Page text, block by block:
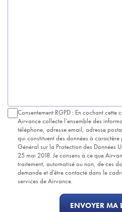
Consentement RGPD : En cochant
Airvance collecte l’ensemble des
téléphone, adresse email, adresse
qui constituent des données à caractère
Général sur la Protection des
25 mai 2018. Je consens à ce que
traitement, automatisé ou non, de ces
demande et d'être contacté dans le
services de Airvance.